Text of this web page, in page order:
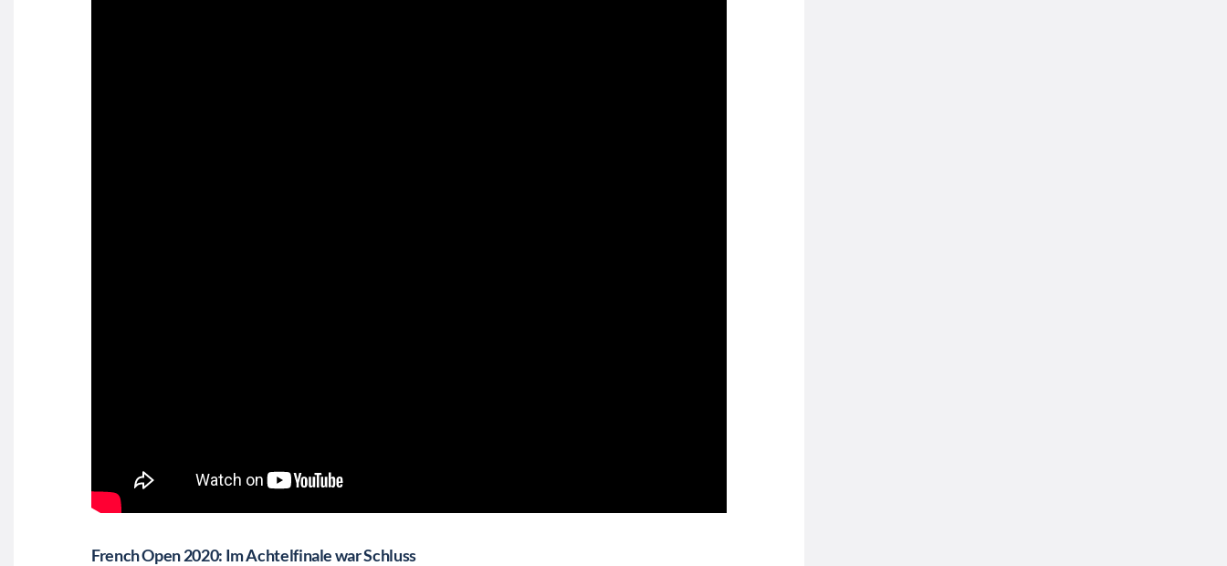
French Open 2020: Im Achtelfinale war Schluss